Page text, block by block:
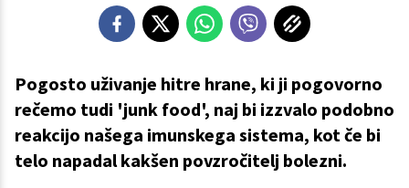
Pogosto uživanje hitre hrane, ki ji pogovorno
rečemo tudi 'junk food', naj bi izzvalo podobno
reakcijo našega imunskega sistema, kot če bi
telo napadal kakšen povzročitelj bolezni.